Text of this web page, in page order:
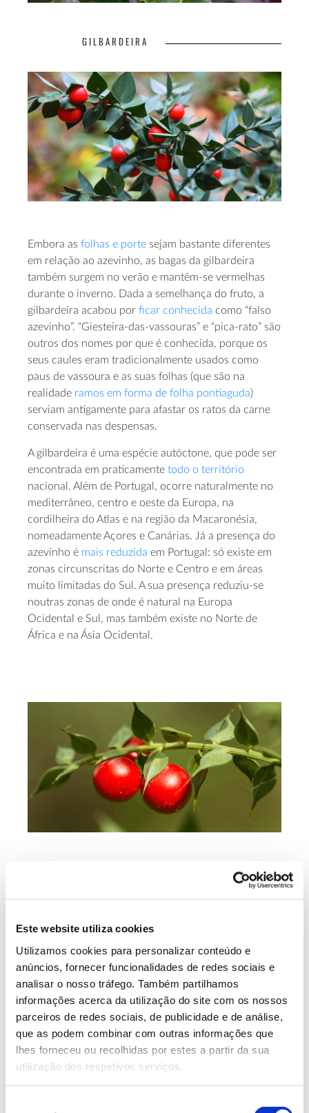
Este website utiliza cookies
Utilizamos cookies para personalizar conteúdo e
anúncios, fornecer funcionalidades de redes sociais e
analisar o nosso tráfego. Também partilhamos
informações acerca da utilização do site com os nossos
parceiros de redes sociais, de publicidade e de análise,
que as podem combinar com outras informações que
lhes forneceu ou recolhidas por estes a partir da sua
utilização dos respetivos serviços.
GILBARDEIRA
Embora as folhas e porte sejam bastante diferentes
em relação ao azevinho, as bagas da gilbardeira
também surgem no verão e mantêm-se vermelhas
durante o inverno. Dada a semelhança do fruto, a
gilbardeira acabou por ficar conhecida como “falso
azevinho”. “Giesteira-das-vassouras” e “pica-rato” são
outros dos nomes por que é conhecida, porque os
seus caules eram tradicionalmente usados como
paus de vassoura e as suas folhas (que são na
realidade ramos em forma de folha pontiaguda)
serviam antigamente para afastar os ratos da carne
conservada nas despensas.
A gilbardeira é uma espécie autóctone, que pode ser
encontrada em praticamente todo o território
nacional. Além de Portugal, ocorre naturalmente no
mediterrâneo, centro e oeste da Europa, na
cordilheira do Atlas e na região da Macaronésia,
nomeadamente Açores e Canárias. Já a presença do
azevinho é mais reduzida em Portugal: só existe em
zonas circunscritas do Norte e Centro e em áreas
muito limitadas do Sul. A sua presença reduziu-se
noutras zonas de onde é natural na Europa
Ocidental e Sul, mas também existe no Norte de
África e na Ásia Ocidental.
Os frutos do azevinho e da gilbardeira
começam a amadurecer no verão e
permanecem vermelhos todo o inverno. Nem
um nem outro são comestíveis – são tóxicos
para os seres humanos, embora sirvam de
alimento a vários animais. Já os extratos das
duas plantas têm sido usados na medicina
popular: as folhas de azevinho como
diurético e laxante, por exemplo, e a
gilbardeira para tratar hemorroidas e